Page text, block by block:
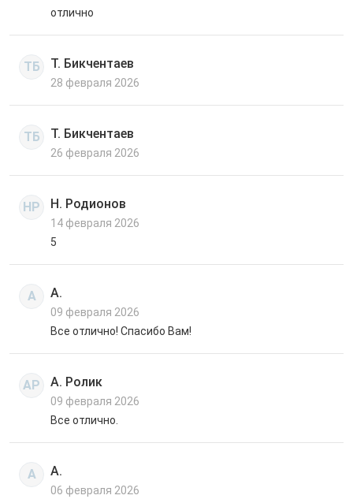
отлично
ТБ Т. Бикчентаев
28 февраля 2026
ТБ Т. Бикчентаев
26 февраля 2026
НР Н. Родионов
14 февраля 2026
5
А А.
09 февраля 2026
Все отлично! Спасибо Вам!
АР А. Ролик
09 февраля 2026
Все отлично.
А А.
06 февраля 2026